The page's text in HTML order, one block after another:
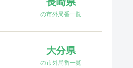
長崎県
の市外局番一覧
大分県
の市外局番一覧